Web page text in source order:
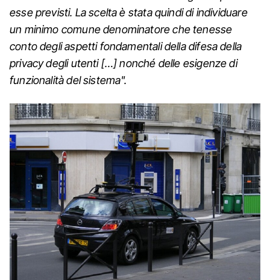
esse previsti. La scelta è stata quindi di individuare
un minimo comune denominatore che tenesse
conto degli aspetti fondamentali della difesa della
privacy degli utenti […] nonché delle esigenze di
funzionalità del sistema".